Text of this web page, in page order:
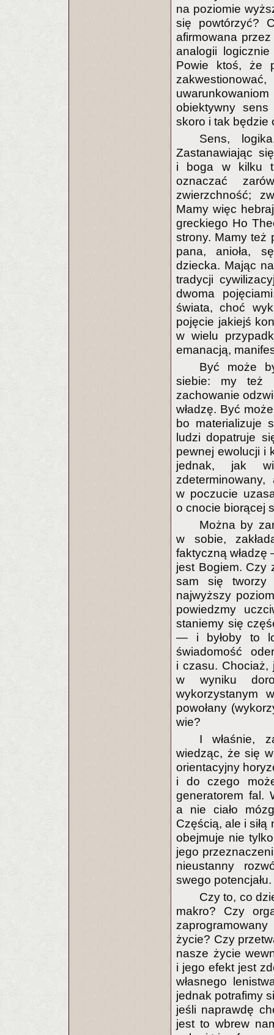
na poziomie
się powtórzyć?
afirmowana
analogii
Powie ktoś, że
obiektywny sens
skoro i tak będzie
Sens,
Zastanawiając
i boga w kilku
oznaczać
zwierzchność;
Mamy więc
greckiego Ho
strony. Mamy też
pana, anioła,
dziecka. Mając
tradycji
dwoma
świata, choć
pojęcie jakiejś
w wielu
emanacją,
Być może
siebie: my też
zachowanie
władzę. Być
bo materializuje
ludzi dopatruje
pewnej ewolucji i
jednak, jak
w poczucie
o cnocie biorącej
Można by
w sobie,
faktyczną
jest Bogiem. Czy
sam się tworzy
najwyższy
powiedzmy
staniemy się
— i byłoby to
świadomość
i czasu.
w wyniku
wykorzystanym
powołany
wie?
I właśnie,
wiedząc, że się
orientacyjny
i do czego
generatorem fal.
a nie ciało
Częścią, ale i
obejmuje nie
jego
nieustanny
swego potencjału.
Czy to, co
makro? Czy
życie? Czy
nasze życie
i jego efekt jest
własnego
jednak potrafimy
jeśli naprawdę
jest to wbrew